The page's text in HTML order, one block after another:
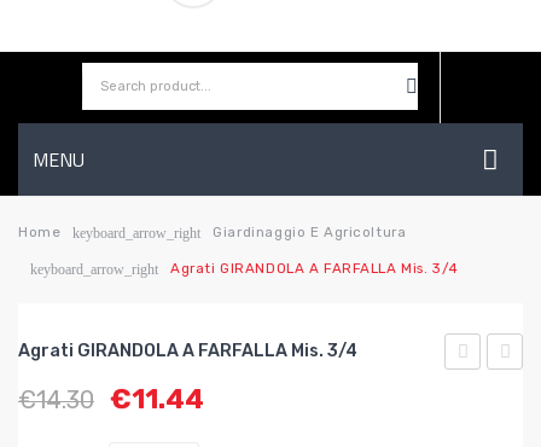
MENU
HOME
AZIENDA
Home keyboard_arrow_right Giardinaggio E Agricoltura
keyboard_arrow_right Agrati GIRANDOLA A FARFALLA Mis. 3/4
Agrati GIRANDOLA A FARFALLA Mis. 3/4
€14.30 €11.44